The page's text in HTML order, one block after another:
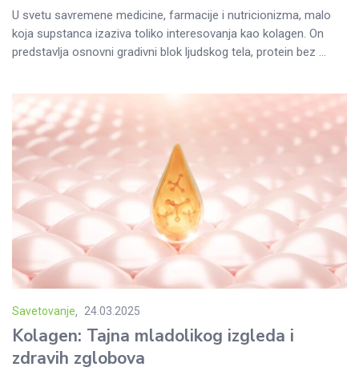
U svetu savremene medicine, farmacije i nutricionizma, malo
koja supstanca izaziva toliko interesovanja kao kolagen. On
predstavlja osnovni gradivni blok ljudskog tela, protein bez ...
Savetovanje
Posted
24.03.2025
Kolagen: Tajna mladolikog izgleda i
zdravih zglobova